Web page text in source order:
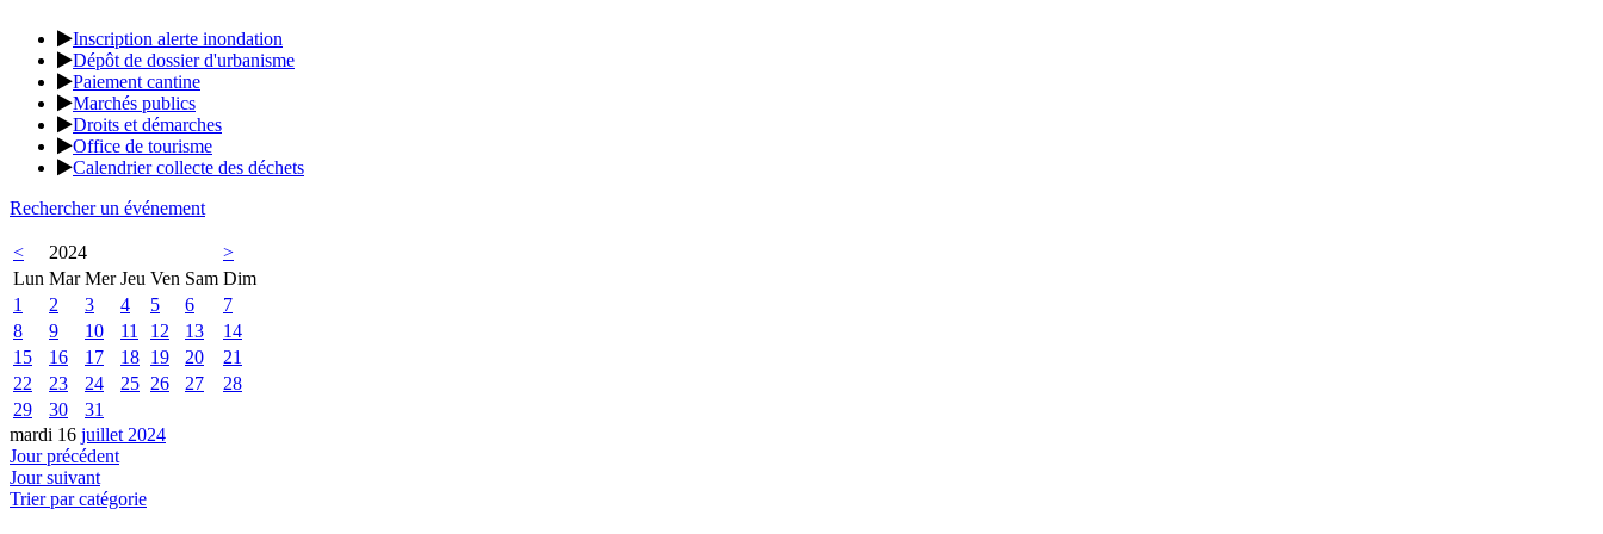
Inscription alerte inondation
Dépôt de dossier d'urbanisme
Paiement cantine
Marchés publics
Droits et démarches
Office de tourisme
Calendrier collecte des déchets
Rechercher un événement
< 2024
>
Lun Mar Mer Jeu Ven Sam Dim
1
2 3 4 5 6
7
8
9 10 11 12 13
14
15
16 17 18 19 20
21
22
23 24 25 26 27
28
29
30
31
mardi 16 juillet 2024
Jour précédent
Jour suivant
Trier par catégorie